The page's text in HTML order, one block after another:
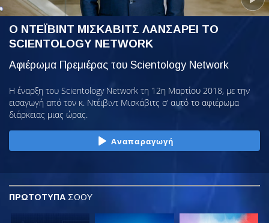
Ο ΝΤΕΪΒΙΝΤ ΜΙΣΚΑΒΙΤΣ ΛΑΝΣΑΡΕΙ ΤΟ
SCIENTOLOGY NETWORK
Αφιέρωμα Πρεμιέρας του Scientology Network
Η έναρξη του Scientology Network τη 12η Μαρτίου 2018, με την
εισαγωγή από τον κ. Ντέιβιντ Μισκάβιτς σ’ αυτό το αφιέρωμα
διάρκειας μιας ώρας.
Αναπαραγωγή
ΠΡΩΤΟΤΥΠΑ ΣΟΟΥ